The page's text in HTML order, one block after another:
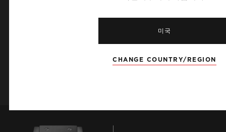
가입하기
미국
CHANGE COUNTRY/REGION